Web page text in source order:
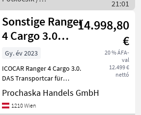
Sonstige
21:01
Sonstige Ranger
4 Cargo 3.0
DeLuxe
Vorführfahrzeug
14.998,80
€
20 % ÁFA-
val
12.499 €
nettó
Gy. év 2023
ICOCAR Ranger 4 Cargo 3.0.
DAS Transportcar für
Hotelliere, Camping oder
Freizeit. Perfekte Technik
und überragende
Prochaska Handels GmbH
1210 Wien